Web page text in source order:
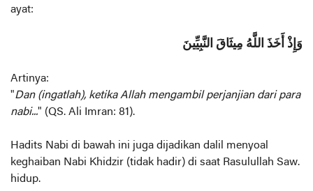
ayat:
وَإِذْ أَخَذَ اللَّهُ مِيثَاقَ النَّبِيِّينَ
Artinya:
"Dan (ingatlah), ketika Allah mengambil perjanjian dari para
nabi..." (QS. Ali Imran: 81).
Hadits Nabi di bawah ini juga dijadikan dalil menyoal
keghaiban Nabi Khidzir (tidak hadir) di saat Rasulullah Saw.
hidup.